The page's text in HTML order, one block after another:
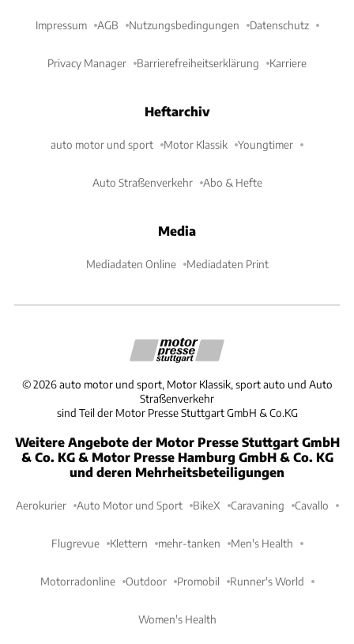
Impressum AGB Nutzungsbedingungen Datenschutz
Privacy Manager Barrierefreiheitserklärung Karriere
Heftarchiv
auto motor und sport Motor Klassik Youngtimer
Auto Straßenverkehr Abo & Hefte
Media
Mediadaten Online Mediadaten Print
©2026 auto motor und sport, Motor Klassik, sport auto und Auto
Straßenverkehr
sind Teil der Motor Presse Stuttgart GmbH & Co.KG
Weitere Angebote der Motor Presse Stuttgart GmbH
& Co. KG & Motor Presse Hamburg GmbH & Co. KG
und deren Mehrheitsbeteiligungen
Aerokurier Auto Motor und Sport BikeX Caravaning Cavallo
Flugrevue Klettern mehr-tanken Men's Health
Motorradonline Outdoor Promobil Runner's World
Women's Health